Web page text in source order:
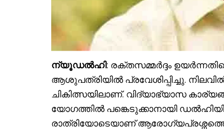
ന്യൂഡൽഹി: രക്തസമ്മർദ്ദം
ആശുപത്രിയിൽ പ്രവേശിപ്പിച്ചു.
ചികിത്സയിലാണ്. വിദ്യാഭ്യാസ
യോഗത്തിൽ പങ്കെടുക്കാനായി
രാത്രിയോടെയാണ്